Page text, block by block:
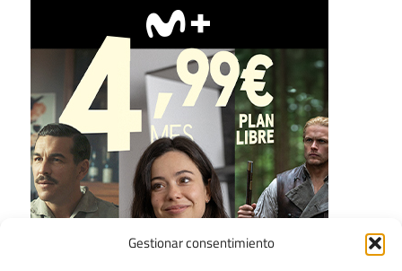
Gestionar consentimiento